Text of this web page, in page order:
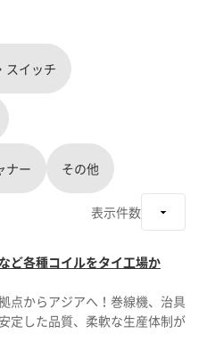
スイッチ
ナー その他
表示件数
ど各種コイルをタイ工場か
点からアジアへ！巻線機、治具
定した品質、柔軟な生産体制が